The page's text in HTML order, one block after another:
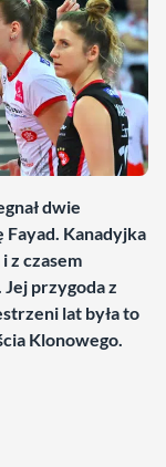
dwie
Fayad. Kanadyjka
z czasem
przygoda z
lat była to
Klonowego.